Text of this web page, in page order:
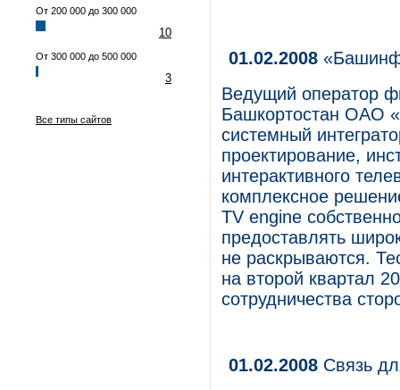
От 200 000 до 300 000
10
От 300 000 до 500 000
3
Все типы сайтов
01.02.2008
Ведущий оператор
Башкортостан ОАО
системный
проектирование,
интерактивного
комплексное
TV engine
предоставлять
не раскрываются.
на второй квартал
сотрудничества
01.02.2008 Связь